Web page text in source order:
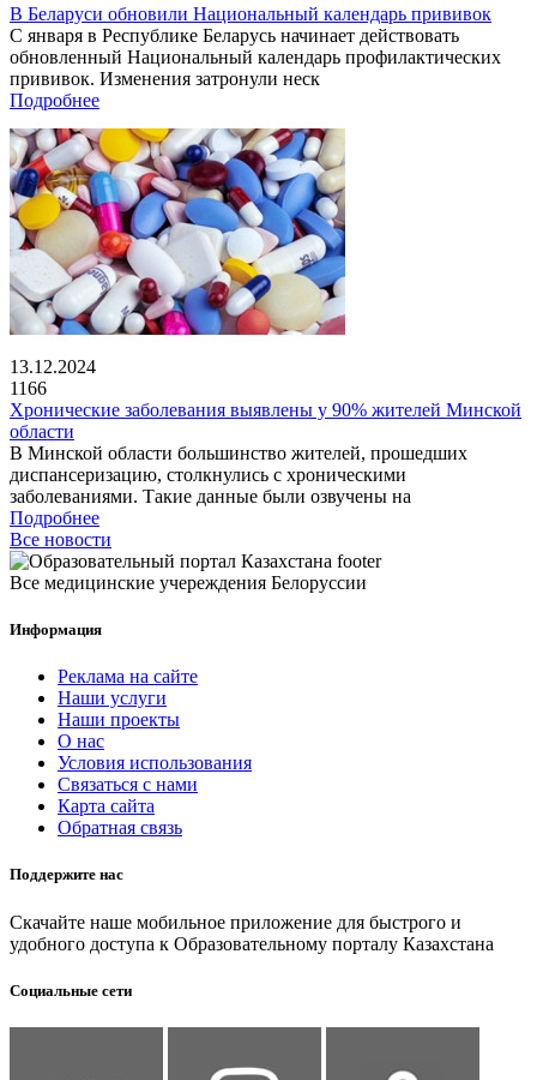
В Беларуси обновили Национальный календарь прививок
С января в Республике Беларусь начинает действовать
обновленный Национальный календарь профилактических
прививок. Изменения затронули неск
Подробнее
13.12.2024
1166
Хронические заболевания выявлены у 90% жителей Минской
области
В Минской области большинство жителей, прошедших
диспансеризацию, столкнулись с хроническими
заболеваниями. Такие данные были озвучены на
Подробнее
Все новости
Все медицинские учереждения Белоруссии
Информация
Реклама на сайте
Наши услуги
Наши проекты
О нас
Условия использования
Связаться с нами
Карта сайта
Обратная связь
Поддержите нас
Скачайте наше мобильное приложение для быстрого и
удобного доступа к Образовательному порталу Казахстана
Социальные сети